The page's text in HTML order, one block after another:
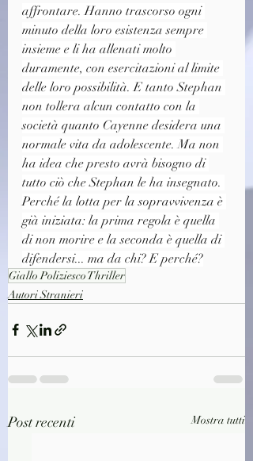
affrontare. Hanno trascorso ogni
minuto della loro esistenza sempre
insieme e li ha allenati molto
duramente, con esercitazioni al limite
delle loro possibilità. E tanto Stephan
non tollera alcun contatto con la
società quanto Cayenne desidera una
normale vita da adolescente. Ma non
ha idea che presto avrà bisogno di
tutto ciò che Stephan le ha insegnato.
Perché la lotta per la sopravvivenza è
già iniziata: la prima regola è quella
di non morire e la seconda è quella di
difendersi... ma da chi? E perché?
Giallo Poliziesco Thriller
Autori Stranieri
Post recenti Mostra tutti